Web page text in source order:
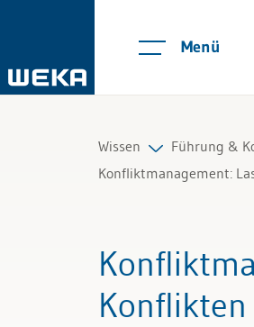
Menü
Wissen
Management
Führung &
Führung &
Konfliktmanagement: